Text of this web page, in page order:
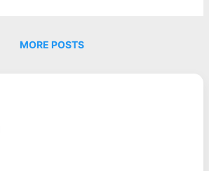
अनिवार्य था। लेकिन अब 1 अक्टूबर 2025 से
MORE POSTS